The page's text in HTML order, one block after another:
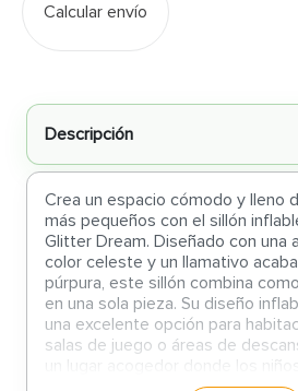
Calcular envío
Descripción
Crea un espacio cómodo y lleno
más pequeños con el sillón
Glitter Dream. Diseñado con una
color celeste y un llamativo
púrpura, este sillón combina
en una sola pieza. Su diseño
una excelente opción para
salas de juego o áreas de